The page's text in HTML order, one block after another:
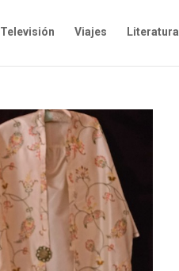
Televisión Viajes Literatura